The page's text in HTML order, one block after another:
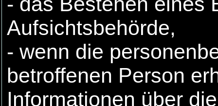
Aufsichtsbehörde,
- wenn die
betroffenen Person
Informationen über